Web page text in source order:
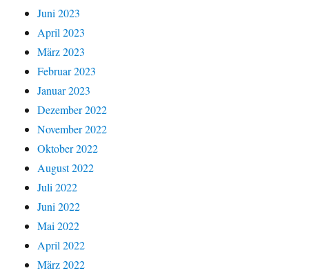
Juni 2023
April 2023
März 2023
Februar 2023
Januar 2023
Dezember 2022
November 2022
Oktober 2022
August 2022
Juli 2022
Juni 2022
Mai 2022
April 2022
März 2022